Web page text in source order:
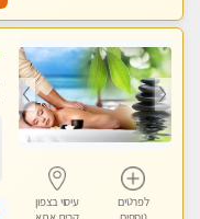
לפרטים
עיסוי בצפון